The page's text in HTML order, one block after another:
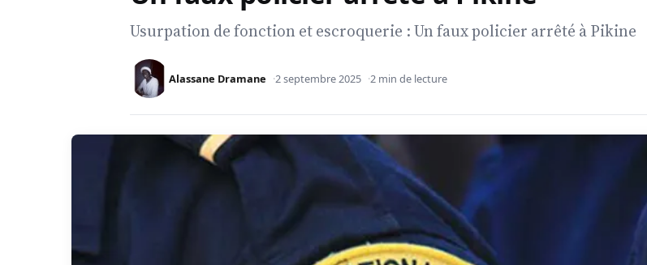
Usurpation de fonction et escroquerie : Un faux policier arrêté à Pikine
Alassane Dramane 2 septembre 2025 2 min de lecture